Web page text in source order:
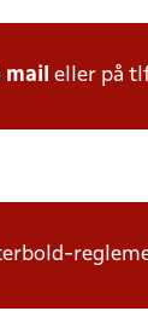
mail eller på